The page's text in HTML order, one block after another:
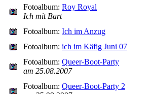
Fotoalbum: Roy Royal
Ich mit Bart
Fotoalbum: Ich im Anzug
Fotoalbum: ich im Käfig Juni 07
Fotoalbum: Queer-Boot-Party
am 25.08.2007
Fotoalbum: Queer-Boot-Party 2